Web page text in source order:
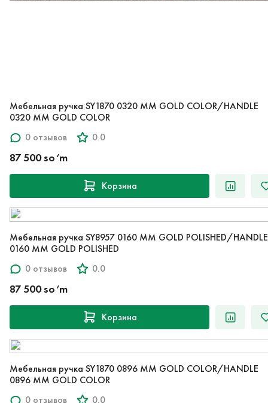
Мебельная ручка SY1870 0320 MM GOLD COLOR/HANDLE
0320 MM GOLD COLOR
0 отзывов
0.0
87 500 so‘m
Корзина
Мебельная ручка SY8957 0160 MM GOLD POLISHED/HANDLE
0160 MM GOLD POLISHED
0 отзывов
0.0
87 500 so‘m
Корзина
Мебельная ручка SY1870 0896 MM GOLD COLOR/HANDLE
0896 MM GOLD COLOR
0 отзывов
0.0